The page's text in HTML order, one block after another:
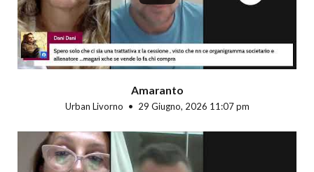
Amaranto
Urban Livorno 29 Giugno, 2026 11:07 pm